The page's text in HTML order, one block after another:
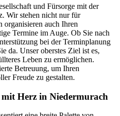
und Fürsorge mit der
Wir stehen nicht nur für
organisieren auch Ihren
Termine im Auge. Ob Sie nach
bei der Terminplanung
da. Unser oberstes Ziel ist es,
Leben zu ermöglichen.
Betreuung, um Ihren
Freude zu gestalten.
Herz in Niedermurach